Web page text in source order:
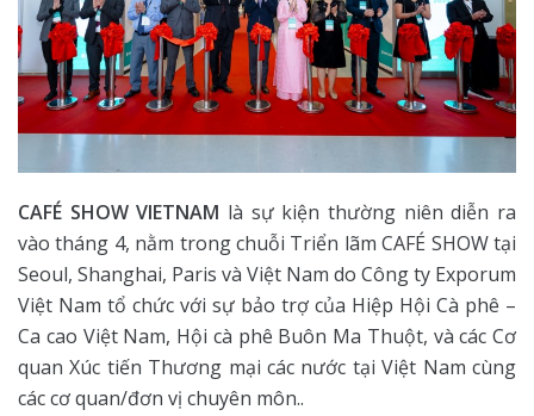
CAFÉ SHOW VIETNAM là sự kiện thường niên diễn ra
vào tháng 4, nằm trong chuỗi Triển lãm CAFÉ SHOW tại
Seoul, Shanghai, Paris và Việt Nam do Công ty Exporum
Việt Nam tổ chức với sự bảo trợ của Hiệp Hội Cà phê –
Ca cao Việt Nam, Hội cà phê Buôn Ma Thuột, và các Cơ
quan Xúc tiến Thương mại các nước tại Việt Nam cùng
các cơ quan/đơn vị chuyên môn..